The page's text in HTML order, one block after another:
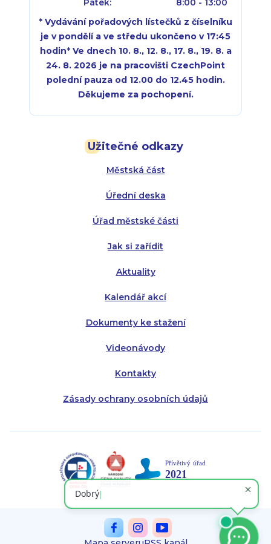
Užitečné odkazy
Městská část
Úřední deska
Úřad městské části
Jak si zařídit
Aktuality
Kalendář akcí
Dokumenty ke stažení
Videonávody
Kontakty
Zásady ochrany osobních údajů
Pátek:
8:00 - 13:00
* Vydávání pořadových lístečků z číselníku
je v pondělí a ve středu ukončeno v 17:45
hodin* Ve dnech 10. 8., 12. 8., 17. 8., 19. 8. a
24. 8. 2026 je na pracovišti CzechPoint
polední pauza od 12.00 do 12.45 hodin.
Děkujeme za pochopení.
Úterý:
Středa:
Čtvrtek:
Pátek:
Úterý:
Středa:
Čtvrtek: